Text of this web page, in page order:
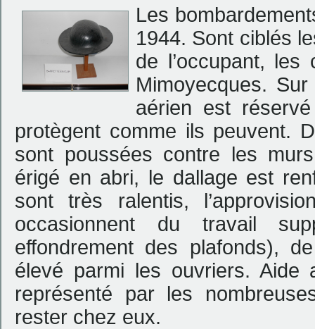
Les
1944. Sont ciblés
de l’occupant,
Mimoyecques.
aérien est
protègent comme ils peuvent.
sont poussées contre les
érigé en abri, le dallage est
sont très ralentis,
occasionnent du travail
effondrement des plafonds),
élevé parmi les ouvriers. Aide
représenté par les
rester chez eux.